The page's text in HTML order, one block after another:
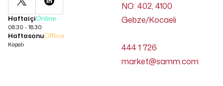
HaftaiçiOnline
08:30 - 18:30
HaftasonuOffline
Kapalı
NO: 402, 4100
Gebze/Kocaeli
444 1 726
market@samm.com